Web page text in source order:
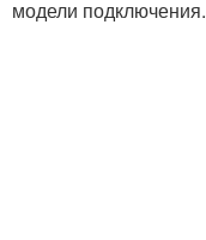
модели подключения.